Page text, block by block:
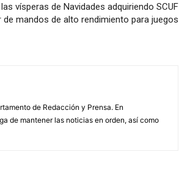
vísperas de Navidades adquiriendo SCUF
de mandos de alto rendimiento para juegos
de Redacción y Prensa. En
de mantener las noticias en orden, así como